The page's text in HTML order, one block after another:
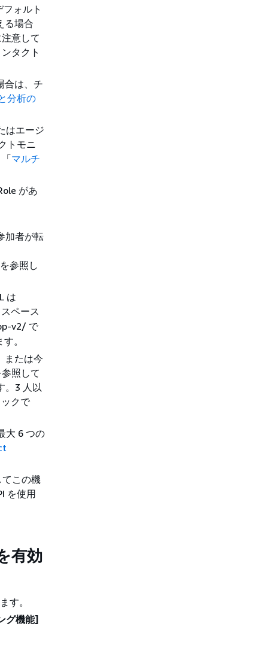
ォルト
る場合
意して
タクト
合は、チ
分析の
はエージ
トモニ
マルチ
があ
加者が転
を参照し
は
ペース
v2/ で
。
または今
参照して
。3 人以
クで
大 6 つの
てこの機
を使用
有効
す。
グ機能]